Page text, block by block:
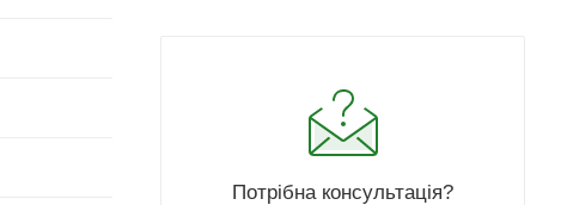
Потрібна консультація?